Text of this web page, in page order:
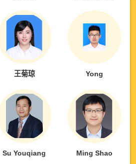
王菊琼 Yong
Su Youqiang Ming Shao